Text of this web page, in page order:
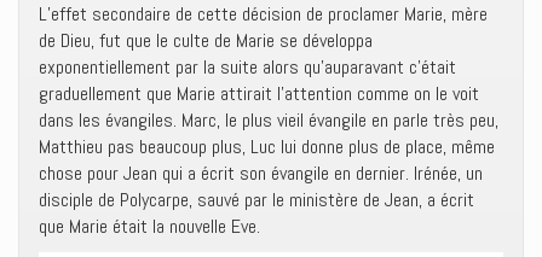
L’effet secondaire de cette décision de proclamer Marie, mère
de Dieu, fut que le culte de Marie se développa
exponentiellement par la suite alors qu’auparavant c’était
graduellement que Marie attirait l’attention comme on le voit
dans les évangiles. Marc, le plus vieil évangile en parle très peu,
Matthieu pas beaucoup plus, Luc lui donne plus de place, même
chose pour Jean qui a écrit son évangile en dernier. Irénée, un
disciple de Polycarpe, sauvé par le ministère de Jean, a écrit
que Marie était la nouvelle Eve.